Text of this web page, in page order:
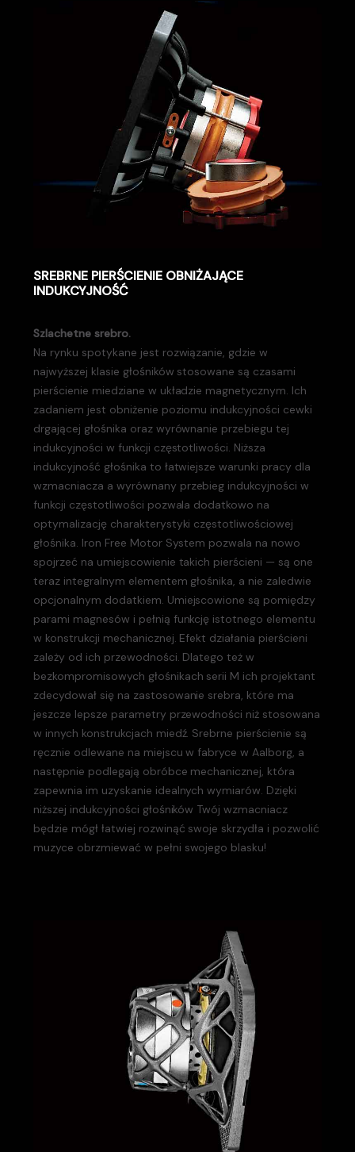
SREBRNE PIERŚCIENIE OBNIŻAJĄCE
INDUKCYJNOŚĆ
Szlachetne srebro.
Na rynku spotykane jest rozwiązanie, gdzie w
najwyższej klasie głośników stosowane są czasami
pierścienie miedziane w układzie magnetycznym. Ich
zadaniem jest obniżenie poziomu indukcyjności cewki
drgającej głośnika oraz wyrównanie przebiegu tej
indukcyjności w funkcji częstotliwości. Niższa
indukcyjność głośnika to łatwiejsze warunki pracy dla
wzmacniacza a wyrównany przebieg indukcyjności w
funkcji częstotliwości pozwala dodatkowo na
optymalizację charakterystyki częstotliwościowej
głośnika. Iron Free Motor System pozwala na nowo
spojrzeć na umiejscowienie takich pierścieni — są one
teraz integralnym elementem głośnika, a nie zaledwie
opcjonalnym dodatkiem. Umiejscowione są pomiędzy
parami magnesów i pełnią funkcję istotnego elementu
w konstrukcji mechanicznej. Efekt działania pierścieni
zależy od ich przewodności. Dlatego też w
bezkompromisowych głośnikach serii M ich projektant
zdecydował się na zastosowanie srebra, które ma
jeszcze lepsze parametry przewodności niż stosowana
w innych konstrukcjach miedź. Srebrne pierścienie są
ręcznie odlewane na miejscu w fabryce w Aalborg, a
następnie podlegają obróbce mechanicznej, która
zapewnia im uzyskanie idealnych wymiarów. Dzięki
niższej indukcyjności głośników Twój wzmacniacz
będzie mógł łatwiej rozwinąć swoje skrzydła i pozwolić
muzyce obrzmiewać w pełni swojego blasku!